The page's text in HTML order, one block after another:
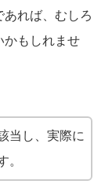
れば、むしろ
かもしれませ
当し、実際に
。